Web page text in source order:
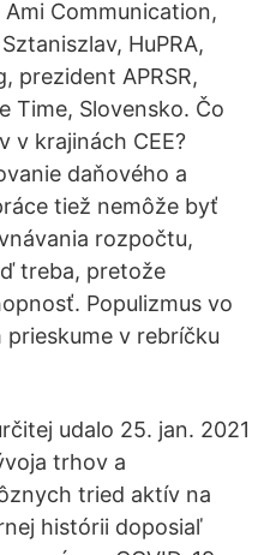
Ami Communication,
HuPRA,
prezident APRSR,
Time, Slovensko. Čo
v krajinách CEE?
daňového a
tiež nemôže byť
rozpočtu,
treba, pretože
Populizmus vo
v rebríčku
udalo 25. jan. 2021
trhov a
tried aktív na
histórii doposiaľ